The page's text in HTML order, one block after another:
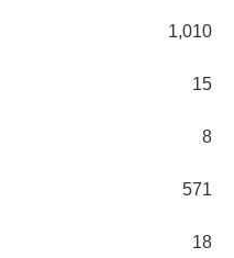
1,010
15
8
571
18